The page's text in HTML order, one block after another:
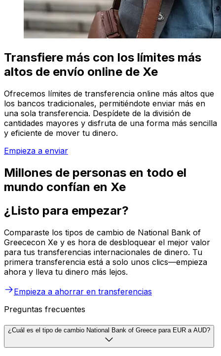
Transfiere más con los límites más
altos de envío online de Xe
Ofrecemos límites de transferencia online más altos que
los bancos tradicionales, permitiéndote enviar más en
una sola transferencia. Despídete de la división de
cantidades mayores y disfruta de una forma más sencilla
y eficiente de mover tu dinero.
Empieza a enviar
Millones de personas en todo el
mundo confían en Xe
¿Listo para empezar?
Comparaste los tipos de cambio de National Bank of
Greececon Xe y es hora de desbloquear el mejor valor
para tus transferencias internacionales de dinero. Tu
primera transferencia está a solo unos clics—empieza
ahora y lleva tu dinero más lejos.
Empieza a ahorrar en transferencias
Preguntas frecuentes
¿Cuál es el tipo de cambio National Bank of Greece para EUR a AUD?